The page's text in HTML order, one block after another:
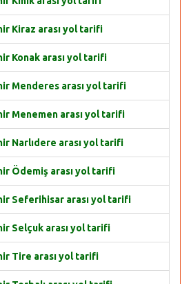
Kiraz arası yol tarifi
Konak arası yol tarifi
Menderes arası yol tarifi
Menemen arası yol tarifi
Narlıdere arası yol tarifi
Ödemiş arası yol tarifi
Seferihisar arası yol tarifi
Selçuk arası yol tarifi
Tire arası yol tarifi